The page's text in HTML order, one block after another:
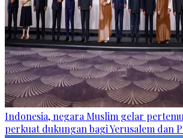
Indonesia, negara Muslim gelar
perkuat dukungan bagi Yerusalem dan